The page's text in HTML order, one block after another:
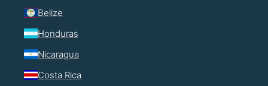
Belize
Honduras
Nicaragua
Costa Rica